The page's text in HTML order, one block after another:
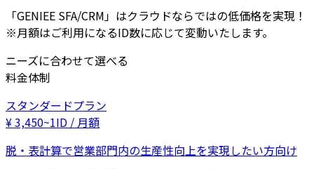
「GENIEE SFA/CRM」はクラウドならではの低価格を実現！
※月額はご利用になるID数に応じて変動いたします。
ニーズに合わせて選べる
料金体制
スタンダードプラン
¥3,450~1ID / 月額
脱・表計算で営業部門内の生産性向上を実現したい方向け